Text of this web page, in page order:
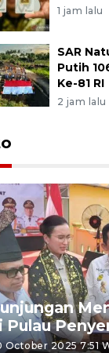
1 jam lalu
SAR
Putih
Ke-81 RI
2 jam lalu
Pulau
October 2025 7:51